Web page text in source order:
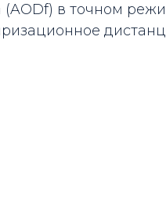
(AODf) в точном